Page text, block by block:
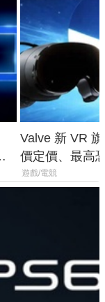
Valve 新 VR
價定價、最高
遊戲/電競